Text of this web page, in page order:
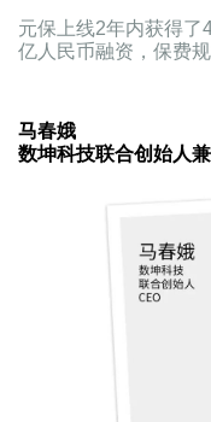
元保上线2年内获得
亿人民币融资，保费
马春娥
数坤科技联合创始人